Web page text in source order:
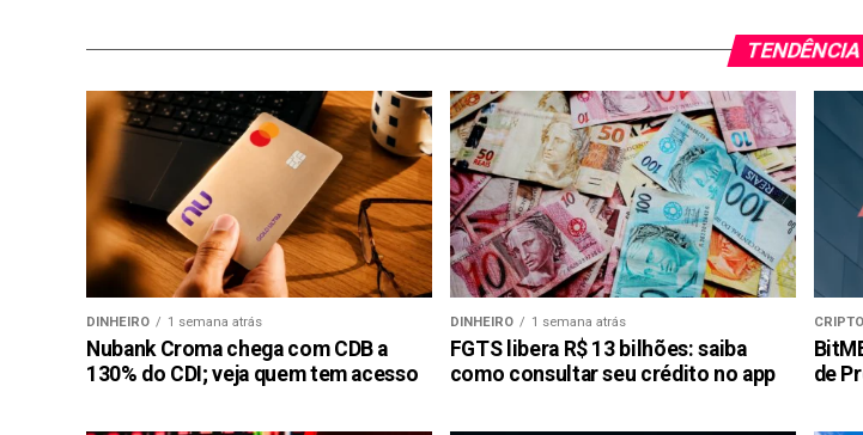
TENDÊNCIA
DINHEIRO 1 semana atrás
Nubank Croma chega com CDB a
130% do CDI; veja quem tem acesso
DINHEIRO 1 semana atrás
FGTS libera R$ 13 bilhões: saiba
como consultar seu crédito no app
de